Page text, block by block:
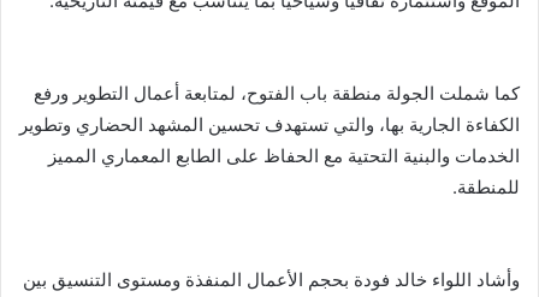
كما شملت الجولة منطقة باب الفتوح، لمتابعة أعمال التطوير ورفع
الكفاءة الجارية بها، والتي تستهدف تحسين المشهد الحضاري وتطوير
الخدمات والبنية التحتية مع الحفاظ على الطابع المعماري المميز
للمنطقة.
وأشاد اللواء خالد فودة بحجم الأعمال المنفذة ومستوى التنسيق بين